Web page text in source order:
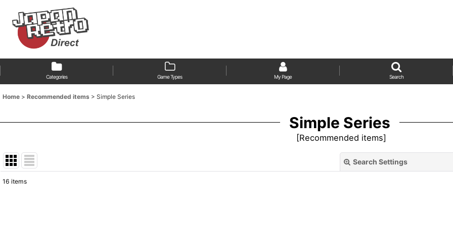
Categories Game Types My Page Search
Home > Recommended items > Simple Series
Simple Series
[Recommended items]
Search Settings
16 items